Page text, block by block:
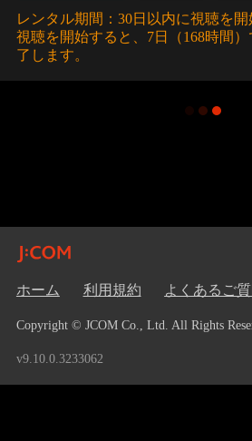
レンタル期間：30日以内に視聴を
視聴を開始すると、7日（168時間
了します。
ホーム 利用規約 よくあるご
Copyright © JCOM Co., Ltd. All Rights
v9.10.0.3233062